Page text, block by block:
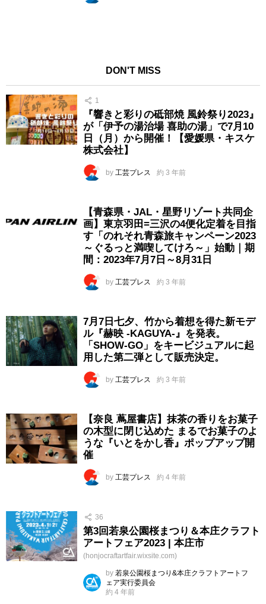
DON'T MISS
1
『響きと彩りの砥部焼 風鈴祭り2023』
が「伊予の湯治場 喜助の湯」で7月10
日（月）から開催！【愛媛県・キスケ
株式会社】
by 工芸プレス 約 3 年前
【青森県・JAL・星野リゾート共同企
画】東京羽田=三沢の4便化定着を目指
す「のれそれ青森旅キャンペーン2023
～ぐるっと満喫してけろ～」始動｜期
間：2023年7月7日～8月31日
by 工芸プレス 約 3 年前
7月7日七夕、竹から着想を得た新モデ
ル『赫映 -KAGUYA-』を発表。
「SHOW-GO」をキービジュアルに起
用した第二弾として販売決定。
by 工芸プレス 約 3 年前
【奈良 蔦屋書店】抹茶の香りをお菓子
の木型に閉じ込めた まるでお菓子のよ
うな『いとをかし香』ポップアップ開
催
by 工芸プレス 約 4 年前
36
第3回若泉公園桜まつり＆本庄クラフト
アートフェア2023 | 本庄市
(honjocraftartfair.wixsite.com)
by 若泉公園桜まつり&本庄クラフトアートフ
ェア実行委員会
約 4 年前